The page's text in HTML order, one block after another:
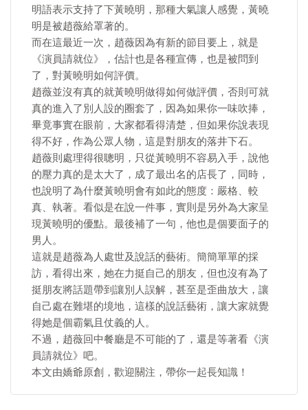
明語表示支持了下黃曉明，那種大氣讓人感覺，黃曉
明是被趙薇給罩著的。
而在這最近一次，趙薇因為有新的節目要上，就是
《演員請就位》，估計也是各種宣傳，也是被問到
了，對黃曉明如何評價。
趙薇並沒有真的就黃曉明做得如何做評價，否則可就
真的進入了別人設的圈套了，因為如果你一味吹捧，
畢竟事實在眼前，大家都看得清楚，但如果你說表現
得不好，作為公眾人物，這是對朋友的落井下石。
趙薇則處理得很聰明，只從黃曉明不容易入手，說他
的壓力真的是太大了，成了最出名的店長了，同時，
也說明了為什麼黃曉明會有如此的態度：嚴格、較
真、執著。看似是在說一件事，實則是另外為大家呈
現黃曉明的優點。最後補了一句，他也是個要面子的
男人。
這就是趙薇為人處世及說話的藝術。簡簡單單的採
訪，看得出來，她在力挺自己的朋友，但也沒有為了
挺朋友將話題帶到讓別人誤解，甚至是歪曲放大，讓
自己處在難堪的境地，這樣的說話藝術，讓大家就覺
得她是個霸氣且仗義的人。
不過，趙薇回中餐廳是不可能的了，還是等著看《演
員請就位》吧。
本文由嬌爺原創，歡迎關注，帶你一起長知識！